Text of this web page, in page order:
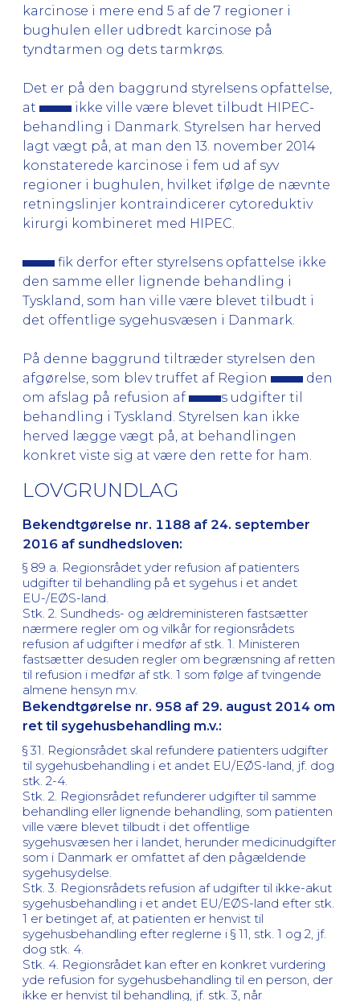
karcinose i mere end 5 af de 7 regioner i
bughulen eller udbredt karcinose på
tyndtarmen og dets tarmkrøs.
Det er på den baggrund styrelsens opfattelse,
at
ikke ville være blevet tilbudt HIPEC-
behandling i Danmark. Styrelsen har herved
lagt vægt på, at man den 13. november 2014
konstaterede karcinose i fem ud af syv
regioner i bughulen, hvilket ifølge de nævnte
retningslinjer kontraindicerer cytoreduktiv
kirurgi kombineret med HIPEC.
fik derfor efter styrelsens opfattelse ikke
den samme eller lignende behandling i
Tyskland, som han ville være blevet tilbudt i
det offentlige sygehusvæsen i Danmark.
På denne baggrund tiltræder styrelsen den
afgørelse, som blev truffet af Region
den
om afslag på refusion af
s udgifter til
behandling i Tyskland. Styrelsen kan ikke
herved lægge vægt på, at behandlingen
konkret viste sig at være den rette for ham.
LOVGRUNDLAG
Bekendtgørelse nr. 1188 af 24. september
2016 af sundhedsloven:
§ 89 a. Regionsrådet yder refusion af patienters
udgifter til behandling på et sygehus i et andet
EU-/EØS-land.
Stk. 2. Sundheds- og ældreministeren fastsætter
nærmere regler om og vilkår for regionsrådets
refusion af udgifter i medfør af stk. 1. Ministeren
fastsætter desuden regler om begrænsning af retten
til refusion i medfør af stk. 1 som følge af tvingende
almene hensyn m.v.
Bekendtgørelse nr. 958 af 29. august 2014 om
ret til sygehusbehandling m.v.:
§ 31. Regionsrådet skal refundere patienters udgifter
til sygehusbehandling i et andet EU/EØS-land, jf. dog
stk. 2-4.
Stk. 2. Regionsrådet refunderer udgifter til samme
behandling eller lignende behandling, som patienten
ville være blevet tilbudt i det offentlige
sygehusvæsen her i landet, herunder medicinudgifter
som i Danmark er omfattet af den pågældende
sygehusydelse.
Stk. 3. Regionsrådets refusion af udgifter til ikke-akut
sygehusbehandling i et andet EU/EØS-land efter stk.
1 er betinget af, at patienten er henvist til
sygehusbehandling efter reglerne i § 11, stk. 1 og 2, jf.
dog stk. 4.
Stk. 4. Regionsrådet kan efter en konkret vurdering
yde refusion for sygehusbehandling til en person, der
ikke er henvist til behandling, jf. stk. 3, når